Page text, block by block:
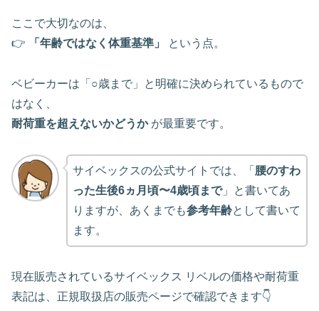
ここで大切なのは、
👉
「年齢ではなく体重基準」 という点。
ベビーカーは「○歳まで」と明確に決められているもので
はなく、
耐荷重を超えないかどうかが最重要です。
サイベックスの公式サイトでは、「 腰のすわ
った生後6ヵ月頃〜4歳頃まで」と書いてあ
りますが、あくまでも参考年齢として書いて
ます。
現在販売されているサイベックス リベルの価格や耐荷重
表記は、正規取扱店の販売ページで確認できます👇